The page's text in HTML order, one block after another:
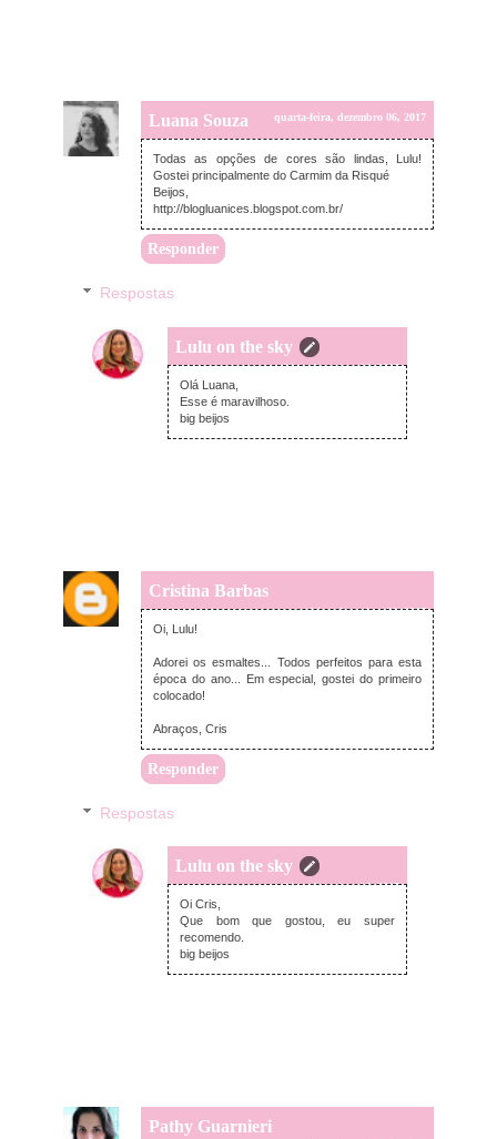
Luana Souza quarta-feira, dezembro 06, 2017
Todas as opções de cores são lindas, Lulu!
Gostei principalmente do Carmim da Risqué
Beijos,
http://blogluanices.blogspot.com.br/
Responder
Respostas
Lulu on the sky
quarta-feira, dezembro 06, 2017
Olá Luana,
Esse é maravilhoso.
big beijos
Cristina Barbas
quarta-feira, dezembro 06, 2017
Oi, Lulu!
Adorei os esmaltes... Todos perfeitos para esta
época do ano... Em especial, gostei do primeiro
colocado!
Abraços, Cris
Responder
Respostas
Lulu on the sky
quarta-feira, dezembro 06, 2017
Oi Cris,
Que bom que gostou, eu super
recomendo.
big beijos
Pathy Guarnieri